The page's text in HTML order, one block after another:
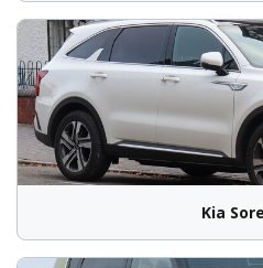
Kia